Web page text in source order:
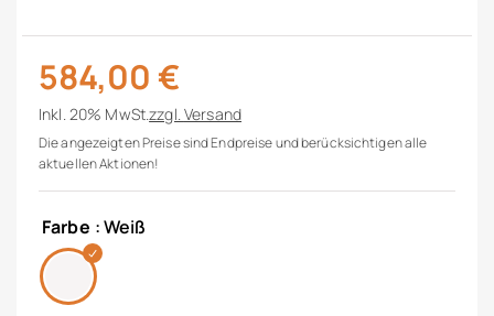
584,00 €
Inkl. 20% MwSt.zzgl. Versand
Die angezeigten Preise sind Endpreise und berücksichtigen alle
aktuellen Aktionen!
Farbe : Weiß